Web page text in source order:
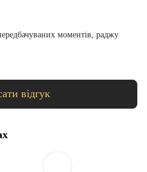
моментів, раджу
відгук